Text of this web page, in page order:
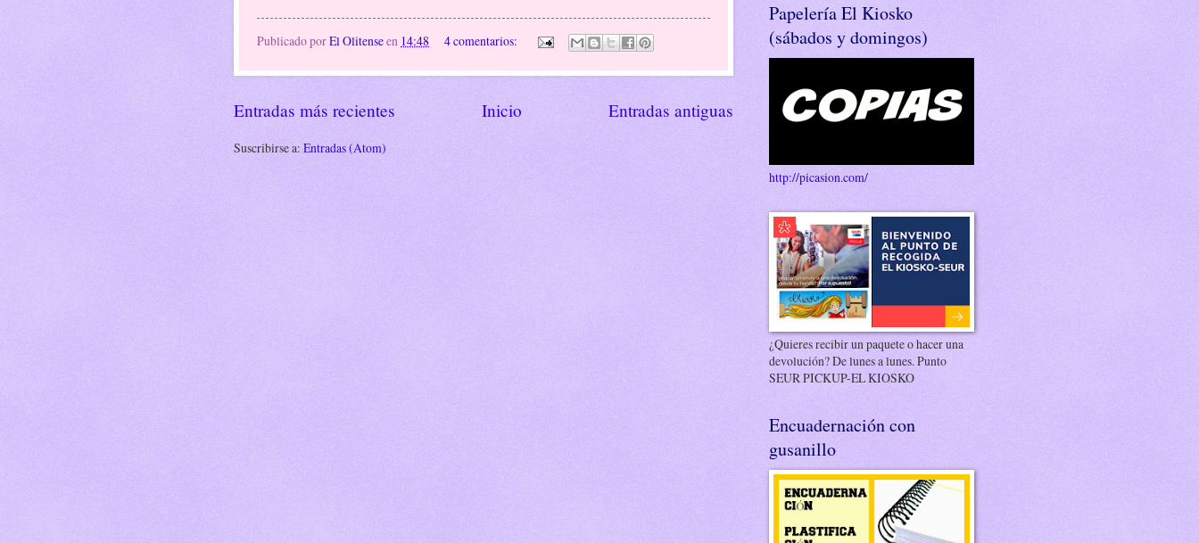
Publicado porEl Olitenseen 14:48 4 comentarios:
Entradas más recientes Entradas antiguas
Inicio
Suscribirse a: Entradas (Atom)
Papelería El Kiosko
(sábados y domingos)
http://picasion.com/
¿Quieres recibir un paquete o hacer una
devolución? De lunes a lunes. Punto
SEUR PICKUP-EL KIOSKO
Encuadernación con
gusanillo